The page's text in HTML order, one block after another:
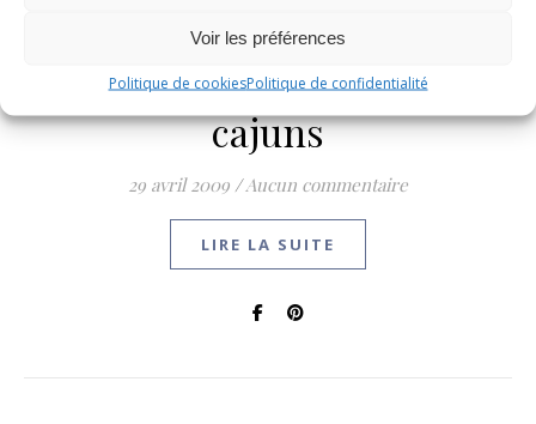
Voir les préférences
Politique de cookiesPolitique de confidentialité
POISSONS & CRUSTACÉS
Hamburgers de poisson
cajuns
29 avril 2009 /Aucun commentaire
LIRE LA SUITE